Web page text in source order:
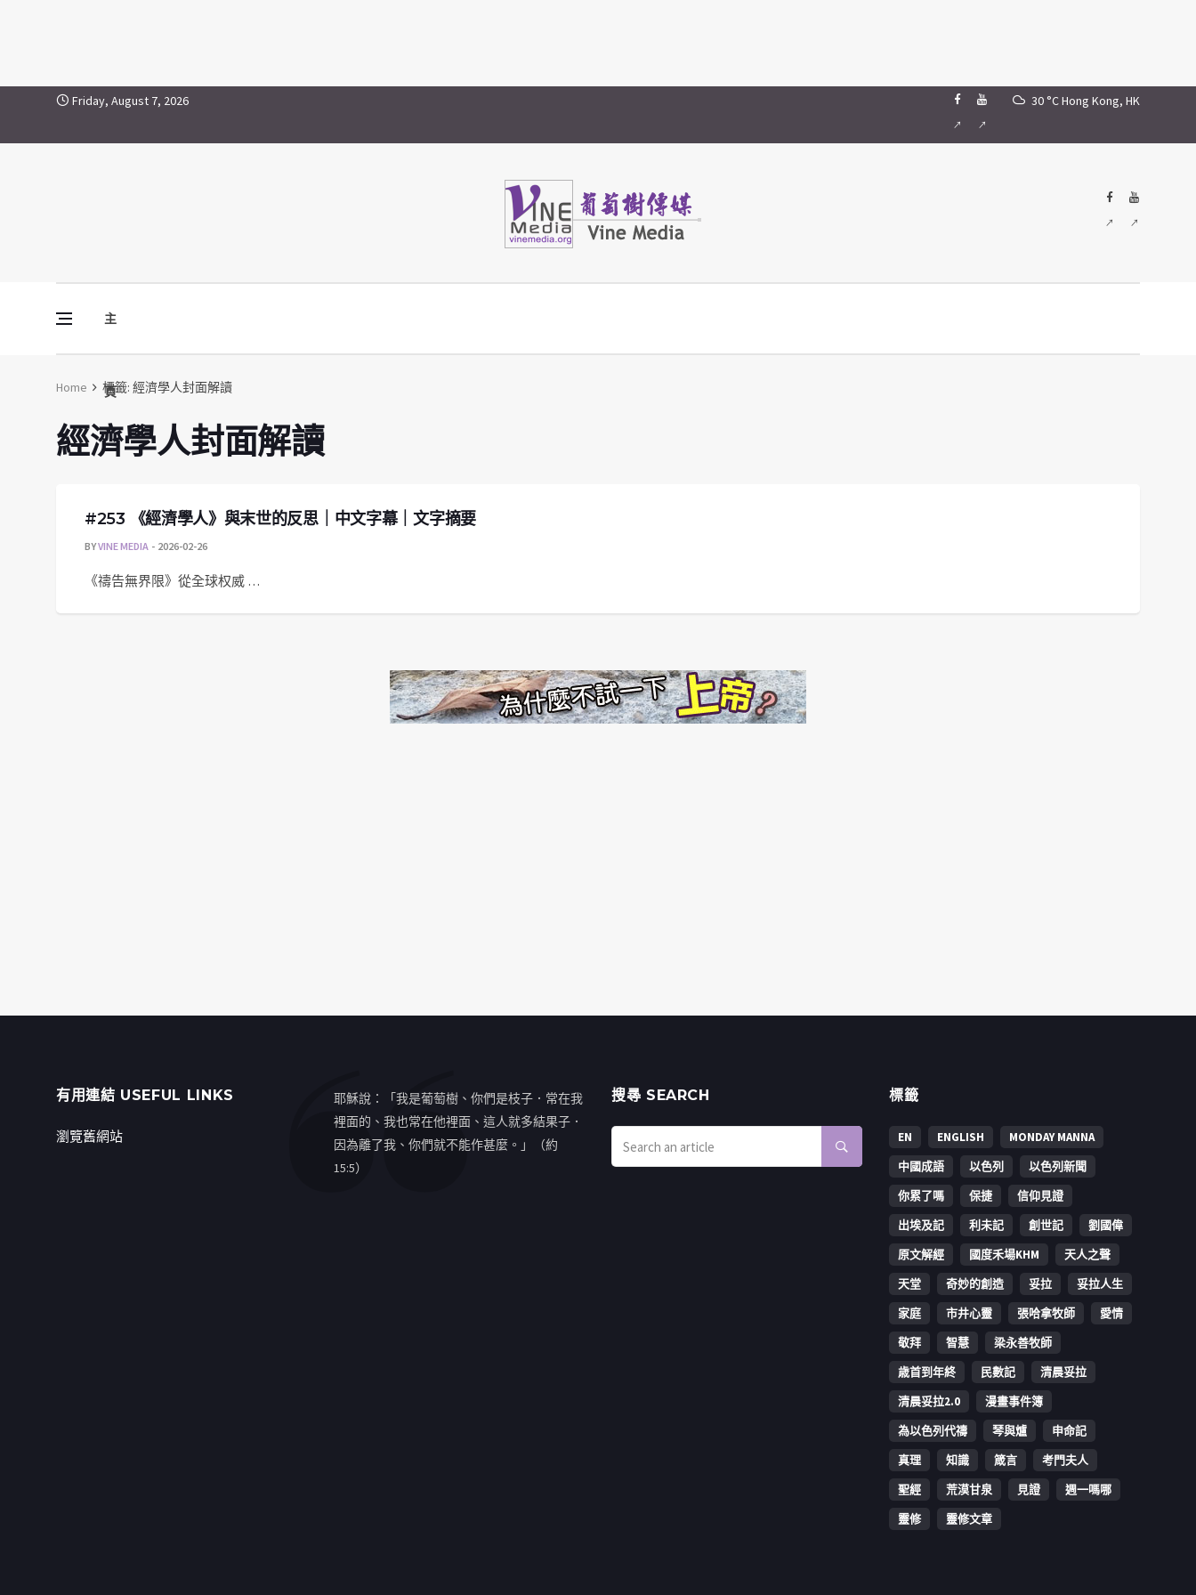
Skip to content
經濟學人封面解讀
Friday, August 7, 2026 30 °CHong Kong, HK
主
頁
Vine Media
葡萄樹傳媒
Home 標籤: 經濟學人封面解讀
經濟學人封面解讀
#253 《經濟學人》與末世的反思｜中文字幕｜文字摘要
BYVINE MEDIA 2026-02-26
《禱告無界限》從全球权威 …
有用連結 USEFUL LINKS
瀏覽舊網站
耶穌說：「我是葡萄樹、你們是枝子．常在我
裡面的、我也常在他裡面、這人就多結果子．
因為離了我、你們就不能作甚麼。」（約
15:5）
搜㝷 SEARCH 標籤
EN ENGLISH
MONDAY MANNA
中國成語
以色列
以色列新聞
你累了嗎
保捷
信仰見證
出埃及記
利未記 創世記
劉國偉
原文解經
國度禾場KHM
天人之聲
天堂
奇妙的創造 妥拉
妥拉人生
家庭
市井心靈 張哈拿牧師
愛情
敬拜
智慧
梁永善牧師
歳首到年終
民數記
清晨妥拉
清晨妥拉2.0
漫畫事件簿
為以色列代禱
琴與爐
申命記
真理
知識 箴言
考門夫人
聖經
荒漠甘泉 見證
週一嗎哪
靈修
靈修文章